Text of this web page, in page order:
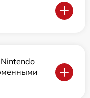
Nintendo